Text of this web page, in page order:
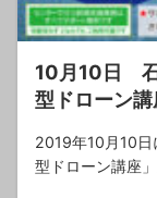
10月10日 石
型ドローン
2019年10月10日
型ドローン講座